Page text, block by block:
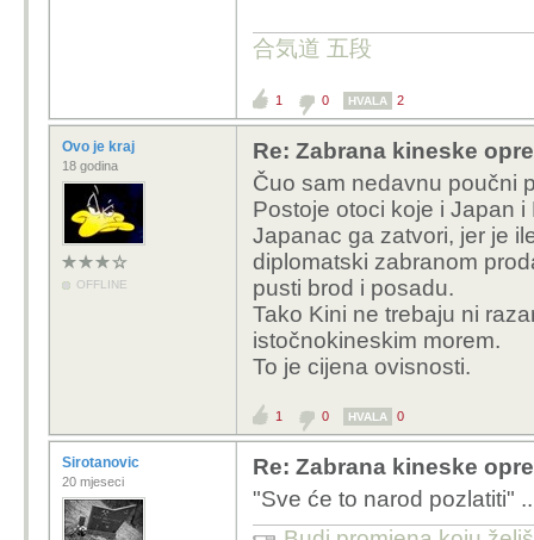
合気道 五段
1 0 HVALA 2
Ovo je kraj
18 godina
OFFLINE
Re: Zabrana kineske
Čuo sam nedavnu poučni
Postoje otoci koje i Japan
Japanac ga zatvori, jer je
diplomatski zabranom
pusti brod i posadu.
Tako Kini ne trebaju ni
istočnokineskim morem.
To je cijena ovisnosti.
1 0 HVALA 0
Sirotanovic
20 mjeseci
Re: Zabrana kineske
"Sve će to narod pozlatiti"